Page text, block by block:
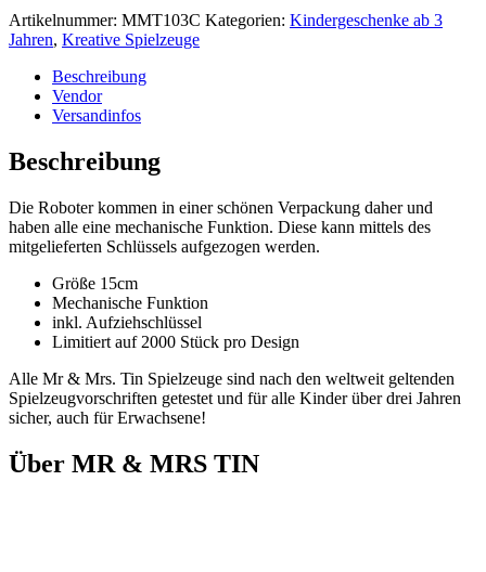
Artikelnummer: MMT103C Kategorien: Kindergeschenke ab 3
Jahren, Kreative Spielzeuge
Beschreibung
Vendor
Versandinfos
Beschreibung
Die Roboter kommen in einer schönen Verpackung daher und
haben alle eine mechanische Funktion. Diese kann mittels des
mitgelieferten Schlüssels aufgezogen werden.
Größe 15cm
Mechanische Funktion
inkl. Aufziehschlüssel
Limitiert auf 2000 Stück pro Design
Alle Mr & Mrs. Tin Spielzeuge sind nach den weltweit geltenden
Spielzeugvorschriften getestet und für alle Kinder über drei Jahren
sicher, auch für Erwachsene!
Über MR & MRS TIN